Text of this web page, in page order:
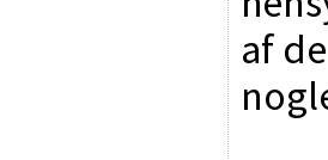
af